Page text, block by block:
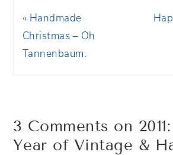
« Handmade
Christmas – Oh
Tannenbaum.
3 Comments on
Year of Vintage &